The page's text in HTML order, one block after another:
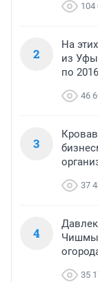
104
2
На
из Уфы
по
46
3
37
4
Чишмы
35